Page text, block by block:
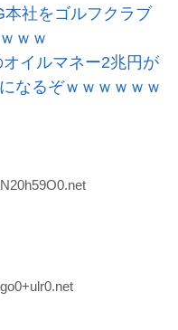
本社をゴルフクラブ
ｗｗ
オイルマネー2兆円が
なるぞｗｗｗｗｗｗ